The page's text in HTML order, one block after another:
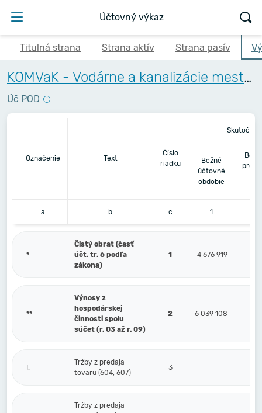
Účtovný výkaz
Titulná strana Strana aktív Strana pasív
KOMVaK - Vodárne a kanalizácie mesta Komárna, a.s.
Úč POD
Označenie Text
Číslo
riadku
Bežné
účtovné
obdobie
a b c 1
*
Čistý obrat (časť
účt. tr. 6 podľa
zákona)
1 4 676 919
**
Výnosy z
hospodárskej
činnosti spolu
súčet (r. 03 až r. 09)
2 6 039 108
I.
Tržby z predaja
tovaru (604, 607)
3
Tržby z predaja